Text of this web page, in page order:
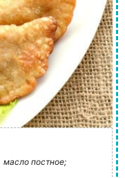
масло постное;